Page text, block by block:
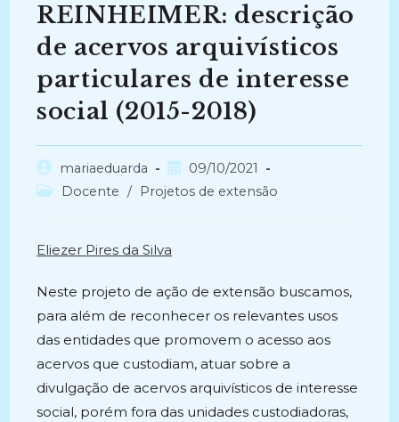
REINHEIMER: descrição
de acervos arquivísticos
particulares de interesse
social (2015-2018)
Autor
do
mariaeduarda
Post
publicado:
09/10/2021
Categoria
Docente / Projetos de extensão
Eliezer Pires da Silva
Neste projeto de ação de extensão buscamos,
para além de reconhecer os relevantes usos
das entidades que promovem o acesso aos
acervos que custodiam, atuar sobre a
divulgação de acervos arquivísticos de interesse
social, porém fora das unidades custodiadoras,